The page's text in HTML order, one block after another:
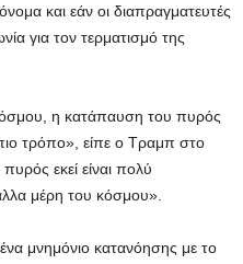
και εάν οι διαπραγματευτές
για τον τερματισμό της
η κατάπαυση του πυρός
τρόπο», είπε ο Τραμπ στο
εκεί είναι πολύ
μέρη του κόσμου».
μνημόνιο κατανόησης με το